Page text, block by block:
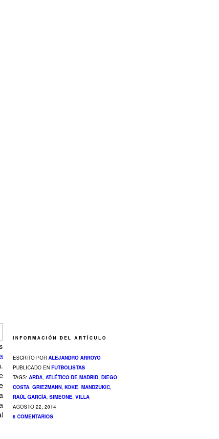
INFORMACIÓN DEL ARTÍCULO
ESCRITO POR ALEJANDRO ARROYO
PUBLICADO EN FUTBOLISTAS
TAGS: ARDA, ATLÉTICO DE MADRID, DIEGO
COSTA, GRIEZMANN, KOKE, MANDZUKIC,
RAÚL GARCÍA, SIMEONE, VILLA
AGOSTO 22, 2014
8 COMENTARIOS